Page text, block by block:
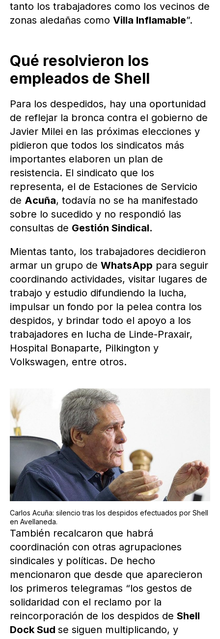
tanto los trabajadores como los vecinos de
zonas aledañas como Villa Inflamable”.
Qué resolvieron los
empleados de Shell
Para los despedidos, hay una oportunidad
de reflejar la bronca contra el gobierno de
Javier Milei en las próximas elecciones y
pidieron que todos los sindicatos más
importantes elaboren un plan de
resistencia. El sindicato que los
representa, el de Estaciones de Servicio
de Acuña, todavía no se ha manifestado
sobre lo sucedido y no respondió las
consultas de Gestión Sindical.
Mientas tanto, los trabajadores decidieron
armar un grupo de WhatsApp para seguir
coordinando actividades, visitar lugares de
trabajo y estudio difundiendo la lucha,
impulsar un fondo por la pelea contra los
despidos, y brindar todo el apoyo a los
trabajadores en lucha de Linde-Praxair,
Hospital Bonaparte, Pilkington y
Volkswagen, entre otros.
Carlos Acuña: silencio tras los despidos efectuados por Shell
en Avellaneda.
También recalcaron que habrá
coordinación con otras agrupaciones
sindicales y políticas. De hecho
mencionaron que desde que aparecieron
los primeros telegramas “los gestos de
solidaridad con el reclamo por la
reincorporación de los despidos de Shell
Dock Sud se siguen multiplicando, y